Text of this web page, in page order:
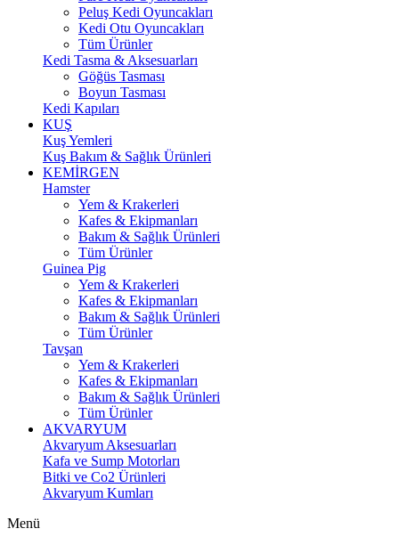
Peluş Kedi Oyuncakları
Kedi Otu Oyuncakları
Tüm Ürünler
Kedi Tasma & Aksesuarları
Göğüs Tasması
Boyun Tasması
Kedi Kapıları
KUŞ
Kuş Yemleri
Kuş Bakım & Sağlık Ürünleri
KEMİRGEN
Hamster
Yem & Krakerleri
Kafes & Ekipmanları
Bakım & Sağlık Ürünleri
Tüm Ürünler
Guinea Pig
Yem & Krakerleri
Kafes & Ekipmanları
Bakım & Sağlık Ürünleri
Tüm Ürünler
Tavşan
Yem & Krakerleri
Kafes & Ekipmanları
Bakım & Sağlık Ürünleri
Tüm Ürünler
AKVARYUM
Akvaryum Aksesuarları
Kafa ve Sump Motorları
Bitki ve Co2 Ürünleri
Akvaryum Kumları
Menü